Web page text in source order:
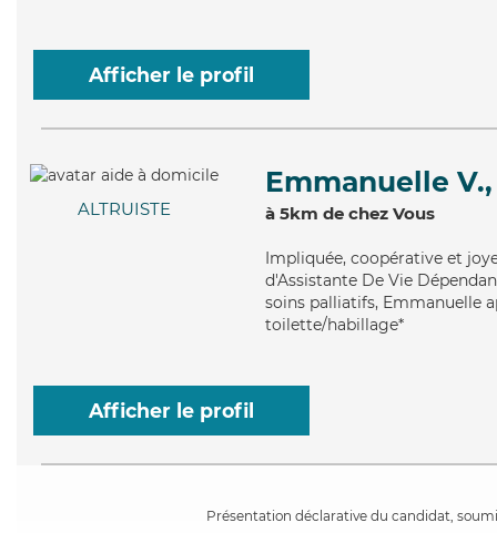
Afficher le profil
ALTRUISTE
Emmanuelle V.,
à 5km de chez Vous
Impliquée, coopérative et
d'Assistante De Vie
soins palliatifs, Emmanuelle
toilette/habillage*
Afficher le profil
Présentation déclarative du candidat,